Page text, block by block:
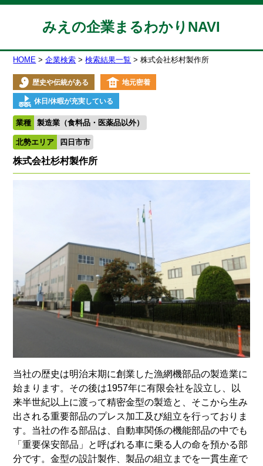
みえの企業まるわかりNAVI
HOME 企業検索 検索結果一覧 株式会社杉村製作所
歴史や伝統がある 地元密着
休日/休暇が充実している
業種 製造業（食料品・医薬品以外）
北勢エリア 四日市市
株式会社杉村製作所
当社の歴史は明治末期に創業した漁網機部品の製造業に
始まります。その後は1957年に有限会社を設立し、以
来半世紀以上に渡って精密金型の製造と、そこから生み
出される重要部品のプレス加工及び組立を行っておりま
す。当社の作る部品は、自動車関係の機能部品の中でも
「重要保安部品」と呼ばれる車に乗る人の命を預かる部
分です。金型の設計製作、製品の組立までを一貫生産で